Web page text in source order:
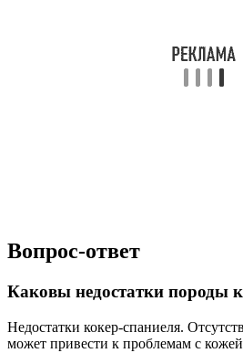
Вопрос-ответ
Каковы недостатки породы
Недостатки кокер-спаниеля.
может привести к проблемам с